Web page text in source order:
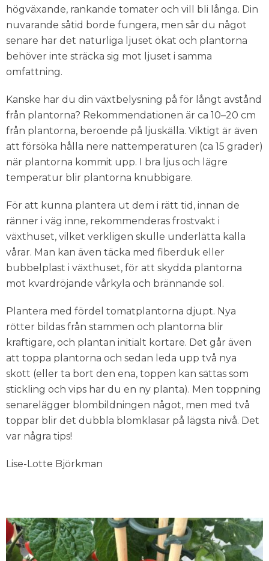
högväxande, rankande tomater och vill bli långa. Din
nuvarande såtid borde fungera, men sår du något
senare har det naturliga ljuset ökat och plantorna
behöver inte sträcka sig mot ljuset i samma
omfattning.
Kanske har du din växtbelysning på för långt avstånd
från plantorna? Rekommendationen är ca 10–20 cm
från plantorna, beroende på ljuskälla. Viktigt är även
att försöka hålla nere nattemperaturen (ca 15 grader)
när plantorna kommit upp. I bra ljus och lägre
temperatur blir plantorna knubbigare.
För att kunna plantera ut dem i rätt tid, innan de
ränner i väg inne, rekommenderas frostvakt i
växthuset, vilket verkligen skulle underlätta kalla
vårar. Man kan även täcka med fiberduk eller
bubbelplast i växthuset, för att skydda plantorna
mot kvardröjande vårkyla och brännande sol.
Plantera med fördel tomatplantorna djupt. Nya
rötter bildas från stammen och plantorna blir
kraftigare, och plantan initialt kortare. Det går även
att toppa plantorna och sedan leda upp två nya
skott (eller ta bort den ena, toppen kan sättas som
stickling och vips har du en ny planta). Men toppning
senarelägger blombildningen något, men med två
toppar blir det dubbla blomklasar på lägsta nivå. Det
var några tips!
Lise-Lotte Björkman